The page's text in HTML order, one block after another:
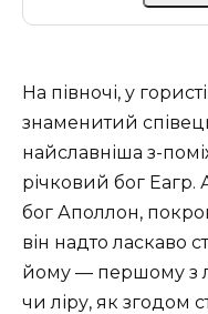
На півночі, у
знаменитий
найславніша з-
річковий бог Еагр.
бог Аполлон,
він надто ласкаво
йому — першому з
чи ліру, як згодом